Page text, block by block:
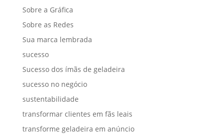
Sobre a Gráfica
Sobre as Redes
Sua marca lembrada
sucesso
Sucesso dos ímãs de geladeira
sucesso no negócio
sustentabilidade
transformar clientes em fãs leais
transforme geladeira em anúncio